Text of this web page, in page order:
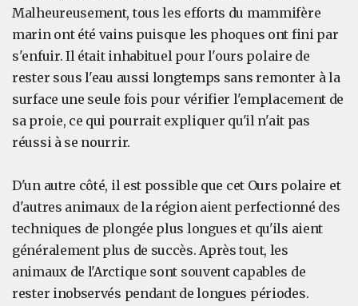
Malheureusement, tous les efforts du mammifère
marin ont été vains puisque les phoques ont fini par
s'enfuir. Il était inhabituel pour l'ours polaire de
rester sous l'eau aussi longtemps sans remonter à la
surface une seule fois pour vérifier l'emplacement de
sa proie, ce qui pourrait expliquer qu'il n'ait pas
réussi à se nourrir.
D'un autre côté, il est possible que cet Ours polaire et
d'autres animaux de la région aient perfectionné des
techniques de plongée plus longues et qu'ils aient
généralement plus de succès. Après tout, les
animaux de l'Arctique sont souvent capables de
rester inobservés pendant de longues périodes.